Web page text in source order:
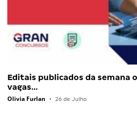
Editais publicados da semana
vagas…
Olivia Furlan • 26 de Julho